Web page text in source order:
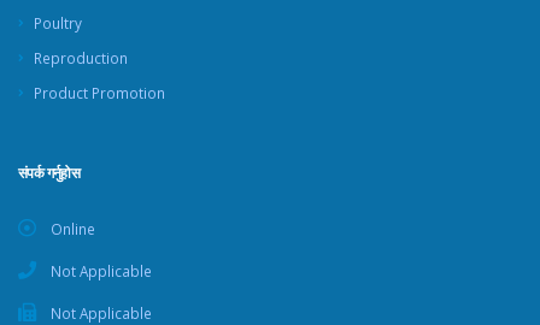
Poultry
Reproduction
Product Promotion
संपर्क गर्नुहोस
Online
Not Applicable
Not Applicable